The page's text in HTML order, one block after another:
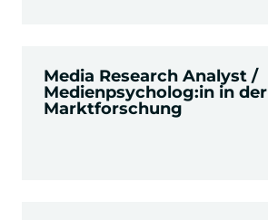
Media Research Analyst /
Medienpsycholog:in in der
Marktforschung